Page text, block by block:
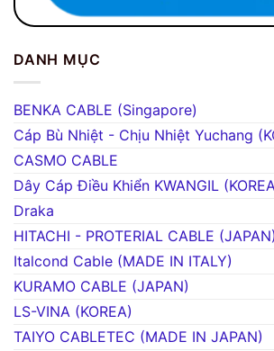
DANH MỤC
BENKA CABLE (Singapore)
Cáp Bù Nhiệt - Chịu Nhiệt Yuchang
CASMO CABLE
Dây Cáp Điều Khiển KWANGIL
Draka
HITACHI - PROTERIAL CABLE (JAPAN)
Italcond Cable (MADE IN ITALY)
KURAMO CABLE (JAPAN)
LS-VINA (KOREA)
TAIYO CABLETEC (MADE IN JAPAN)